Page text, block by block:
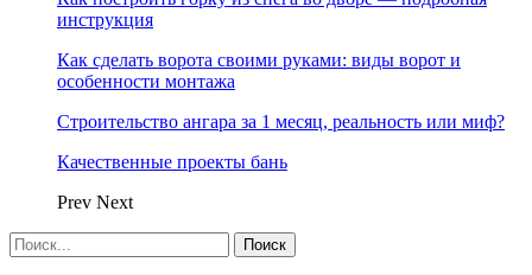
инструкция
Как сделать ворота своими руками: виды ворот и
особенности монтажа
Строительство ангара за 1 месяц, реальность или миф?
Качественные проекты бань
Prev Next